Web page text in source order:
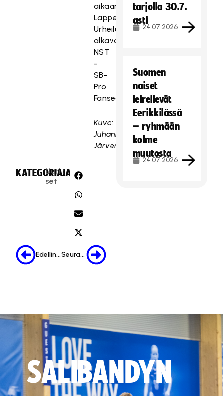
aikaan
Lappeenrannan
Urheilutalolla
alkava
NST
-
SB-
Pro
Fanseat.comissa.
Kuva:
Juhani
Järvenpää
KATEGORIA:
Uuti
set
JAA:
Edellinen Seuraava
tarjolla 30.7.
asti
24.07.2026
Suomen
naiset
leireilevät
Eerikkilässä
– ryhmään
kolme
muutosta
24.07.2026
SALIBANDYN